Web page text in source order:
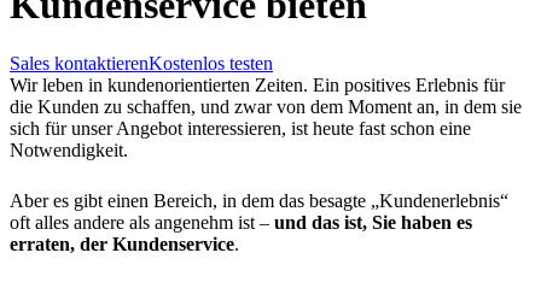
Sales kontaktierenKostenlos testen
Wir leben in kundenorientierten Zeiten. Ein positives Erlebnis für
die Kunden zu schaffen, und zwar von dem Moment an, in dem sie
sich für unser Angebot interessieren, ist heute fast schon eine
Notwendigkeit.
Aber es gibt einen Bereich, in dem das besagte „Kundenerlebnis“
oft alles andere als angenehm ist – und das ist, Sie haben es
erraten, der Kundenservice.